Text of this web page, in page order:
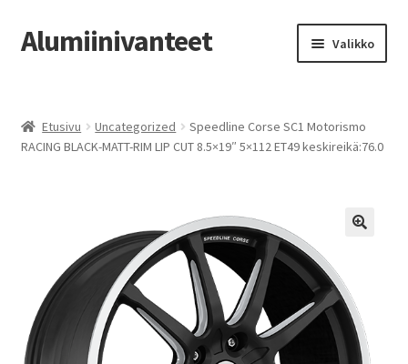
Siirry
navigointiin
Siirry
sisältöön
Alumiinivanteet Valikko
Kauppa
Vanteiden osto-opas
Auton renkaat
Etusivu Uncategorized
Speedline Corse SC1 Motorismo
RACING BLACK-MATT-RIM LIP CUT 8.5×19″ 5×112 ET49 keskireikä:76.0